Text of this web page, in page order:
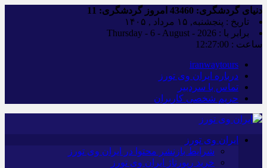
دنیای گردشگری: امروز گردشگری:
تاریخ : پنجشنبه, ۱۵ مرداد , ۱۴۰۵
برابر با : Thursday - 6 - August - 2026
ساعت : 12:27:02
iranwaytours
درباره ایران وی تورز
تماس با سردبیر
حریم شخصی کاربران
ایران وی تورز
شرایط بازنشر محتوا در ایران وی تورز
خرید رپورتاژ ایران وی تورز